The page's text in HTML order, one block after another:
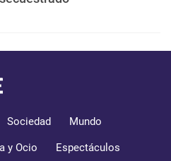
Sociedad Mundo
y Ocio Espectáculos